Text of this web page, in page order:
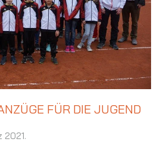
FÜR DIE JUGEND
2021.